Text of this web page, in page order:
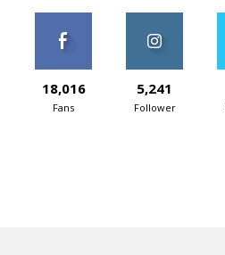
18,016
Fans
5,241
Follower